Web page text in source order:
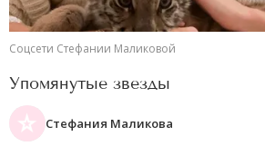
Соцсети Стефании Маликовой
Упомянутые звезды
Стефания Маликова